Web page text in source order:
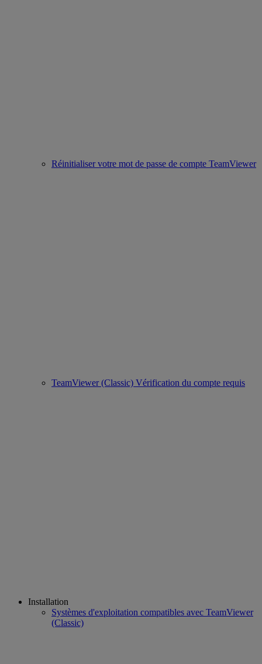
Réinitialiser votre mot de passe de compte TeamViewer
TeamViewer (Classic) Vérification du compte requis
Installation
Systèmes d'exploitation compatibles avec TeamViewer
(Classic)